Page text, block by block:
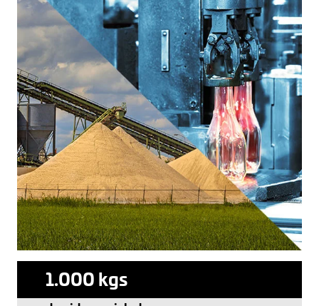
1.000 kgs
10.000 kgs
1.000 kgs